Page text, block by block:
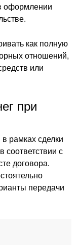
оформлении
как полную
отношений,
или
при
рамках сделки
соответствии с
договора.
передачи